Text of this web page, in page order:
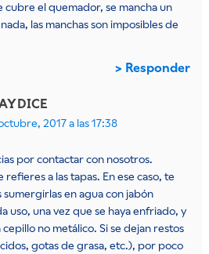
cubre el quemador, se mancha un
las manchas son imposibles de
Responder
DICE
2017 a las 17:38
por contactar con nosotros.
a las tapas. En ese caso, te
en agua con jabón
uso, una vez que se haya enfriado, y
no metálico. Si se dejan restos
gotas de grasa, etc.), por poco